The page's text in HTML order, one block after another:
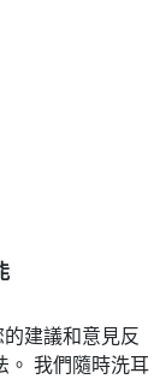
建議和意見反
。 我們隨時洗耳